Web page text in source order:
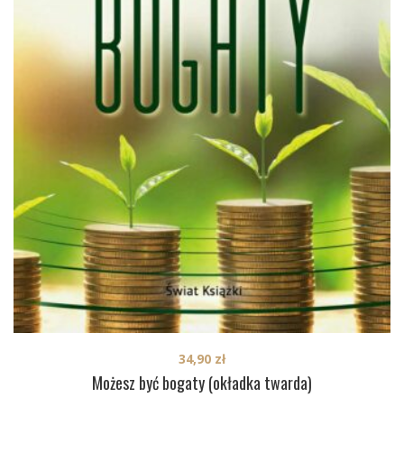
Możesz być bogaty (okładka twarda)
34,90 zł